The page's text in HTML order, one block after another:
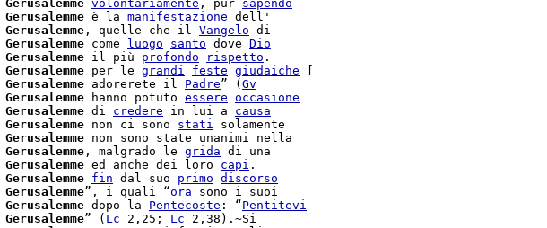
Gerusalemme volontariamente , pur sapendo
Gerusalemme è la manifestazione dell'
Gerusalemme , quelle che il Vangelo di
Gerusalemme come luogo santo dove Dio
Gerusalemme il più profondo rispetto .
Gerusalemme per le grandi feste giudaiche
Gerusalemme adorerete il Padre” ( Gv
Gerusalemme hanno potuto essere occasione
Gerusalemme di credere in lui a causa
Gerusalemme non ci sono stati solamente
Gerusalemme non sono state unanimi nella
Gerusalemme , malgrado le grida di una
Gerusalemme ed anche dei loro capi .
Gerusalemme fin dal suo primo discorso
Gerusalemme”, i quali “ora sono i suoi
Gerusalemme dopo la Pentecoste : “Pentitevi
Gerusalemme” ( Lc 2,25; Lc 2,38).~Si